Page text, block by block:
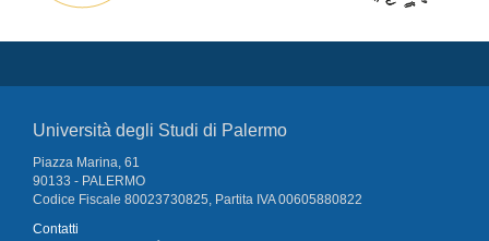
Università degli Studi di Palermo
Piazza Marina, 61
90133 - PALERMO
Codice Fiscale 80023730825, Partita IVA 00605880822
Contatti